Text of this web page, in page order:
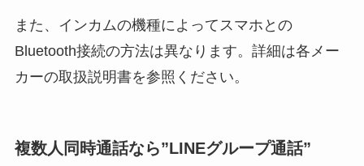
また、インカムの機種によってスマホとの
Bluetooth接続の方法は異なります。詳細は各メー
カーの取扱説明書を参照ください。
複数人同時通話なら”LINEグループ通話”